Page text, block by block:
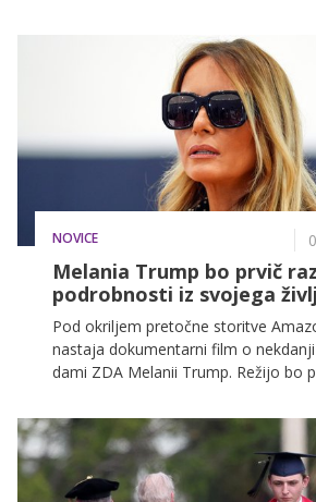
NOVICE
Melania Trump bo prvič
podrobnosti iz svojega
Pod okriljem pretočne storitve
nastaja dokumentarni film o
dami ZDA Melanii Trump. Režijo bo
za stike z javnostmi je projekt opisal
pogled v zakulisje prve dame.